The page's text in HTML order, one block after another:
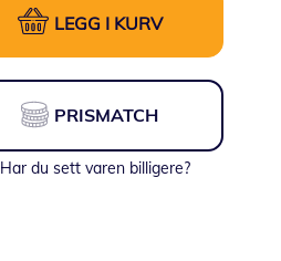
LEGG I KURV
PRISMATCH
Har du sett varen billigere?